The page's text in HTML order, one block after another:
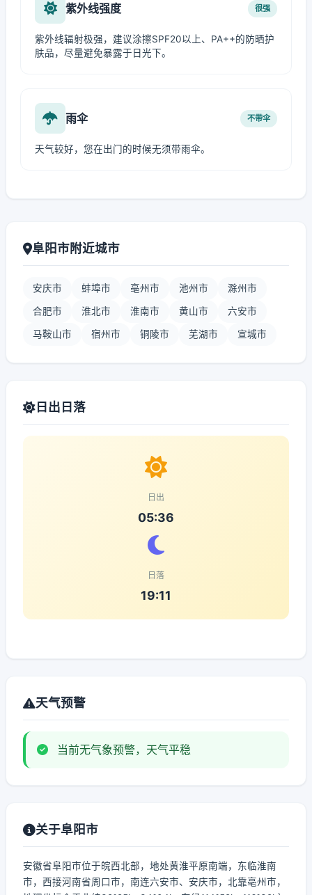
紫外线强度 很强
紫外线辐射极强，建议涂擦SPF20以上、PA++的防晒护
肤品，尽量避免暴露于日光下。
雨伞 不带伞
天气较好，您在出门的时候无须带雨伞。
阜阳市附近城市
安庆市 蚌埠市 亳州市 池州市 滁州市
合肥市 淮北市 淮南市 黄山市 六安市
马鞍山市 宿州市 铜陵市 芜湖市 宣城市
日出日落
日出
05:36
日落
19:11
天气预警
当前无气象预警，天气平稳
关于阜阳市
安徽省阜阳市位于皖西北部，地处黄淮平原南端，东临淮南
市，西接河南省周口市，南连六安市、安庆市，北靠亳州市，